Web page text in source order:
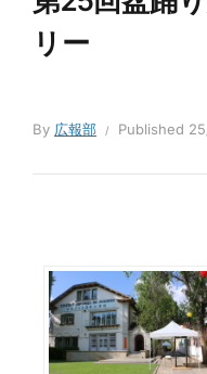
リー
By 広報部 Published